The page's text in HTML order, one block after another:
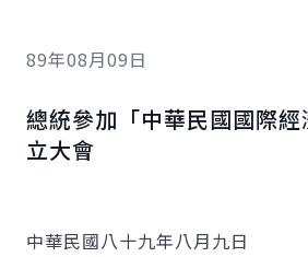
89年08月09日
總統參加「中華民國國際
立大會
中華民國八十九年八月九日